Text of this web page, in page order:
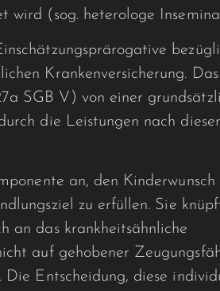
wird (sog. heterologe
Krankenversicherung. Das
SGB V) von einer
die Leistungen nach dieser
an, den Kinderwunsch
zu erfüllen. Sie
an das krankheitsähnliche
auf­ gehobener
Entscheidung, diese